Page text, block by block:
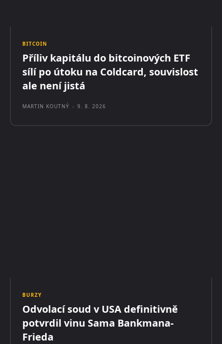
BITCOIN
Příliv kapitálu do bitcoinových ETF
sílí po útoku na Coldcard, souvislost
ale není jistá
MARTIN KOUTNÝ - 9. 8. 2026
BURZY
Odvolací soud v USA definitivně
potvrdil vinu Sama Bankmana-
Frieda